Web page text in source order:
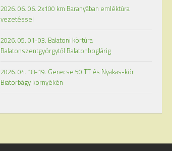
2026. 06. 06. 2x100 km Baranyában emléktúra
vezetéssel
2026. 05. 01-03. Balatoni körtúra
Balatonszentgyörgytől Balatonboglárig
2026. 04. 18-19. Gerecse 50 TT és Nyakas-kör
Biatorbágy környékén